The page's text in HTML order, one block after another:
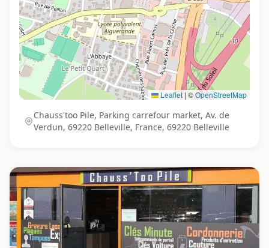
Leaflet |©OpenStreetMap
Chauss'too Pile, Parking carrefour market, Av. de
Verdun, 69220 Belleville, France, 69220 Belleville